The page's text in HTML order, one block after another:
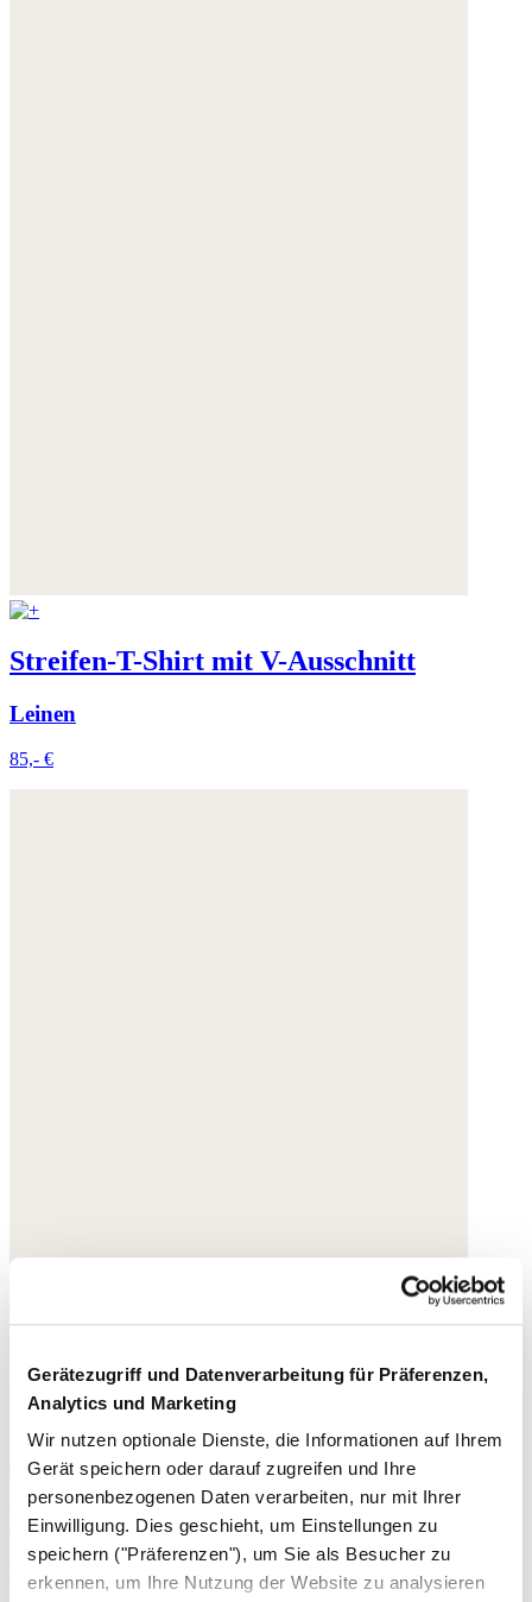
Gerätezugriff und Datenverarbeitung für Präferenzen,
Analytics und Marketing
Wir nutzen optionale Dienste, die Informationen auf Ihrem
Gerät speichern oder darauf zugreifen und Ihre
personenbezogenen Daten verarbeiten, nur mit Ihrer
Einwilligung. Dies geschieht, um Einstellungen zu
speichern ("Präferenzen"), um Sie als Besucher zu
erkennen, um Ihre Nutzung der Website zu analysieren
Streifen-T-Shirt mit V-Ausschnitt
Leinen
85,- €
Bedruckte Bluse
Bio-Baumwolle